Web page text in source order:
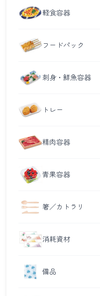
軽食容器
フードパック
刺身・鮮魚容器
トレー
精肉容器
青果容器
箸／カトラリ
消耗資材
備品